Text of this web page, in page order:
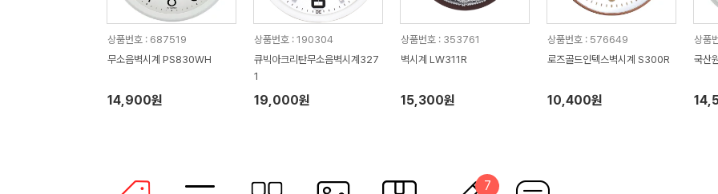
상품번호 : 687519
무소음벽시계 PS830WH
14,900원
상품번호 : 190304
큐빅아크리탄무소음벽시계327
1
19,000원
상품번호 : 353761
벽시계 LW311R
15,300원
상품번호 : 576649
로즈골드인텍스벽시계 S300R
10,400원
상품
국산
7